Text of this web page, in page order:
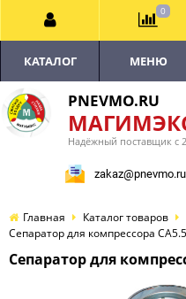
PNEVMO.RU
Надёжный поставщик с
zakaz@pnevmo.ru
КАТАЛОГ МЕНЮ
Главная Каталог товаров
Сепаратор для компрессора
Сепаратор для
0